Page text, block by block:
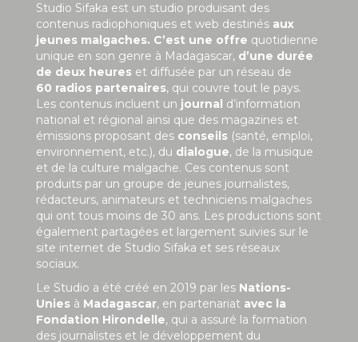
Studio Sifaka est un studio produisant des
contenus radiophoniques et web destinés aux
jeunes malgaches. C’est une offre quotidienne
unique en son genre à Madagascar, d’une durée
de deux heures et diffusée par un réseau de
60 radios partenaires, qui couvre tout le pays.
Les contenus incluent un journal d’information
national et régional ainsi que des magazines et
émissions proposant des conseils (santé, emploi,
environnement, etc.), du dialogue, de la musique
et de la culture malgache. Ces contenus sont
produits par un groupe de jeunes journalistes,
rédacteurs, animateurs et techniciens malgaches
qui ont tous moins de 30 ans. Les productions sont
également partagées et largement suivies sur le
site internet de Studio Sifaka et ses réseaux
sociaux.
Le Studio a été créé en 2019 par les Nations-
Unies à Madagascar, en partenariat avec la
Fondation Hirondelle, qui a assuré la formation
des journalistes et le développement du